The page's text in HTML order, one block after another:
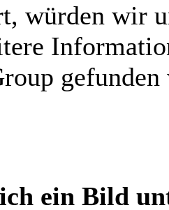
würden wir
ein Bild